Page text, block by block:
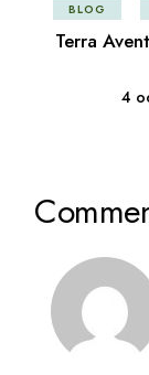
BLOG
Terra
4